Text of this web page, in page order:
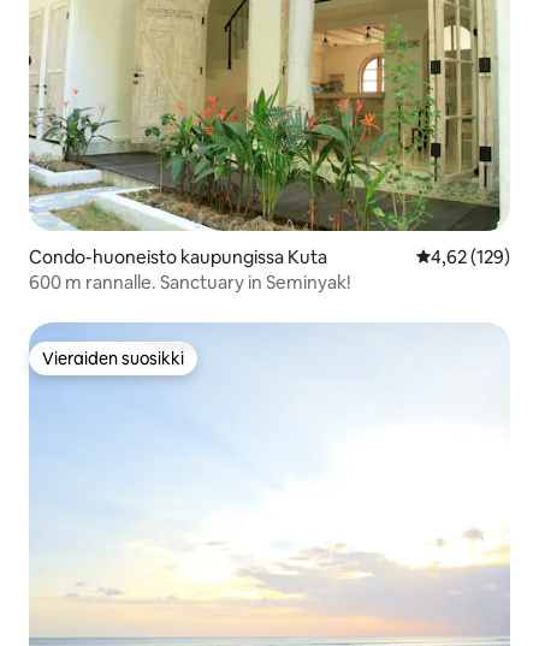
Condo-huoneisto kaupungissa Kuta
4,62 (129)
600 m rannalle. Sanctuary in Seminyak!
Vieraiden suosikki
Vieraiden suosikki